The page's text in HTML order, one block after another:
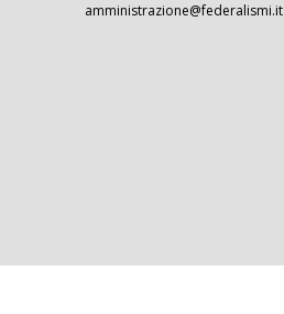
amministrazione@federalismi.it